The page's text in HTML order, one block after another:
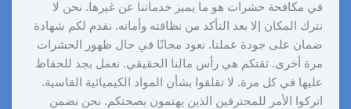
في مكافحة حشرات هو ما يميز خدماتنا عن غيرها. نحن لا
نترك المكان إلا بعد التأكد من نظافته وأمانه. نقدم لكم شهادة
ضمان على جودة عملنا. نعود مجانًا في حال ظهور الحشرات
مرة أخرى. ثقتكم هي رأس مالنا الحقيقي. نعمل بجد للحفاظ
عليها في كل مرة. لا تقلقوا بشأن المواد الكيميائية القاسية.
اتركوا الأمر للمحترفين الذين يهتمون بصحتكم. نحن نضمن